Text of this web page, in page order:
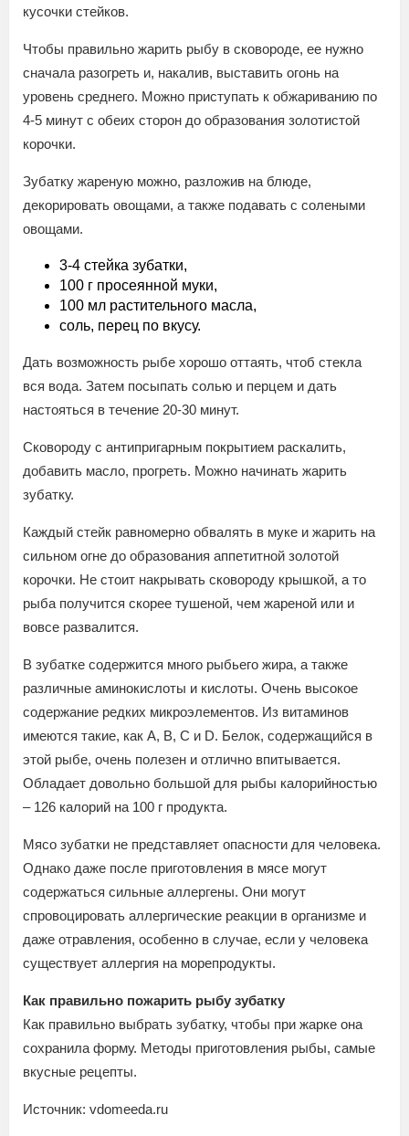
кусочки стейков.
Чтобы правильно жарить рыбу в сковороде, ее нужно
сначала разогреть и, накалив, выставить огонь на
уровень среднего. Можно приступать к обжариванию по
4-5 минут с обеих сторон до образования золотистой
корочки.
Зубатку жареную можно, разложив на блюде,
декорировать овощами, а также подавать с солеными
овощами.
3-4 стейка зубатки,
100 г просеянной муки,
100 мл растительного масла,
соль, перец по вкусу.
Дать возможность рыбе хорошо оттаять, чтоб стекла
вся вода. Затем посыпать солью и перцем и дать
настояться в течение 20-30 минут.
Сковороду с антипригарным покрытием раскалить,
добавить масло, прогреть. Можно начинать жарить
зубатку.
Каждый стейк равномерно обвалять в муке и жарить на
сильном огне до образования аппетитной золотой
корочки. Не стоит накрывать сковороду крышкой, а то
рыба получится скорее тушеной, чем жареной или и
вовсе развалится.
В зубатке содержится много рыбьего жира, а также
различные аминокислоты и кислоты. Очень высокое
содержание редких микроэлементов. Из витаминов
имеются такие, как А, В, С и D. Белок, содержащийся в
этой рыбе, очень полезен и отлично впитывается.
Обладает довольно большой для рыбы калорийностью
– 126 калорий на 100 г продукта.
Мясо зубатки не представляет опасности для человека.
Однако даже после приготовления в мясе могут
содержаться сильные аллергены. Они могут
спровоцировать аллергические реакции в организме и
даже отравления, особенно в случае, если у человека
существует аллергия на морепродукты.
Как правильно пожарить рыбу зубатку
Как правильно выбрать зубатку, чтобы при жарке она
сохранила форму. Методы приготовления рыбы, самые
вкусные рецепты.
Источник: vdomeeda.ru